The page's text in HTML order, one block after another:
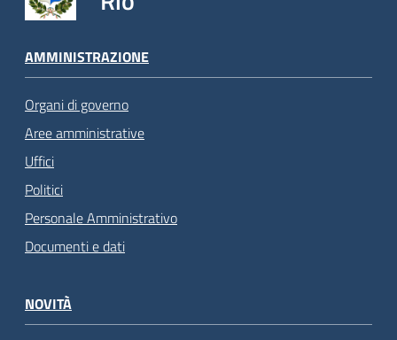
AMMINISTRAZIONE
Organi di governo
Aree amministrative
Uffici
Politici
Personale Amministrativo
Documenti e dati
NOVITÀ